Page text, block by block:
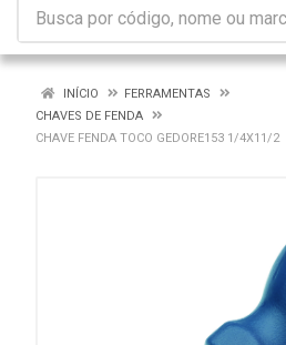
INÍCIO
FERRAMENTAS
CHAVES DE FENDA
CHAVE FENDA TOCO GEDORE153 1/4X11/2